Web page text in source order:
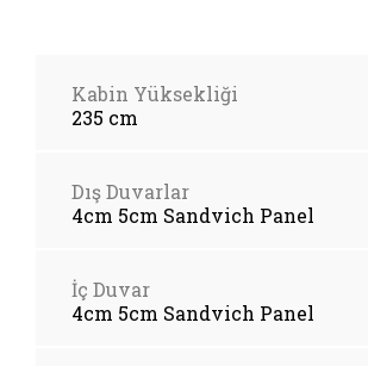
Kabin Yüksekliği
235 cm
Dış Duvarlar
4cm 5cm Sandvich Panel
İç Duvar
4cm 5cm Sandvich Panel